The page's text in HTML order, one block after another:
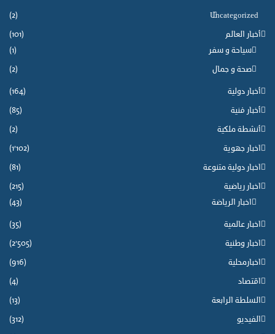
Uncategorized
(2)
أخبار العالم
(101)
سياحة و سفر
(1)
صحة و جمال (2)
أخبار دولية (164)
أخبار فنية (85)
أنشطة ملكية (2)
اخبار جهوية (1٬102)
اخبار دولية متنوعة (81)
اخبار رياضية
(215)
اخبار الرياضة
(43)
اخبار عالمية (35)
اخبار وطنية (2٬505)
اخبارمحلية (916)
اقتصاد (4)
السلطة الرابعة (13)
الفيديو (312)